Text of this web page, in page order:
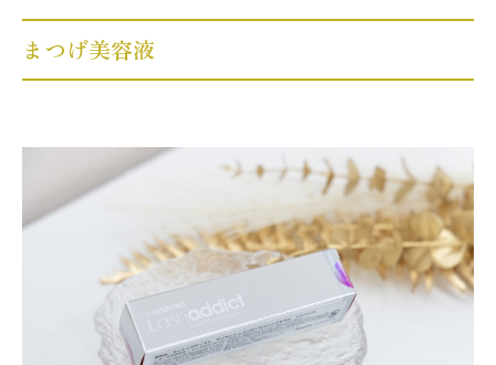
まつげ美容液